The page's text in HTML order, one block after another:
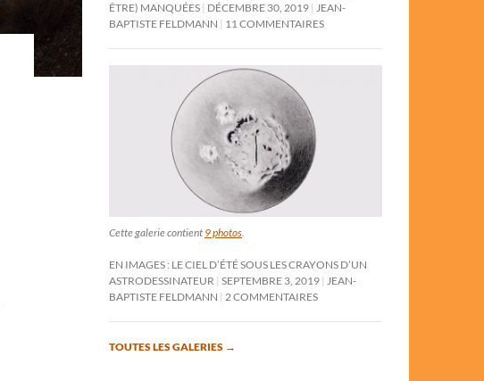
ÊTRE) MANQUÉES DÉCEMBRE 30, 2019 JEAN-
BAPTISTE FELDMANN
11 COMMENTAIRES
Cette galerie contient 9 photos
EN IMAGES : LE CIEL D’ÉTÉ SOUS LES CRAYONS D’UN
ASTRODESSINATEUR SEPTEMBRE 3, 2019
JEAN-
BAPTISTE FELDMANN
2 COMMENTAIRES
TOUTES LES GALERIES →